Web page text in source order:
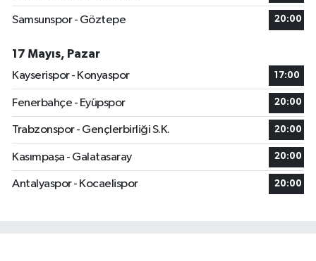
Samsunspor - Göztepe 20:00
17 Mayıs, Pazar
Kayserispor - Konyaspor
17:00
Fenerbahçe - Eyüpspor 20:00
Trabzonspor - Gençlerbirliği S.K. 20:00
Kasımpaşa - Galatasaray 20:00
Antalyaspor - Kocaelispor 20:00